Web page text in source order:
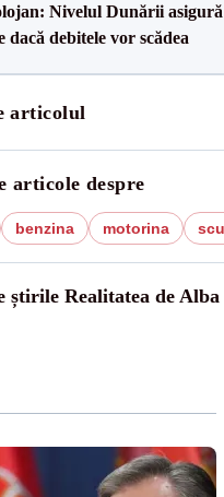
Nivelul Dunării
dacă debitele vor scădea
articolul
articole despre
benzina motorina
știrile Realitatea de Alba